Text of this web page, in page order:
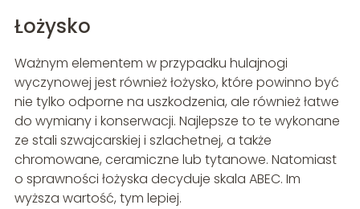
Łożysko
Ważnym elementem w przypadku hulajnogi
wyczynowej jest również łożysko, które powinno być
nie tylko odporne na uszkodzenia, ale również łatwe
do wymiany i konserwacji. Najlepsze to te wykonane
ze stali szwajcarskiej i szlachetnej, a także
chromowane, ceramiczne lub tytanowe. Natomiast
o sprawności łożyska decyduje skala ABEC. Im
wyższa wartość, tym lepiej.